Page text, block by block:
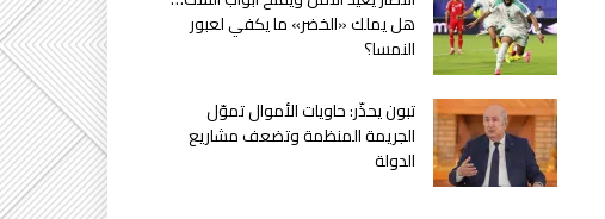
هل يملك «الخضر» ما يكفي لعبور
النمسا؟
تبون يحذّر: حاويات الأموال تموّل
الجريمة المنظمة وتضعف مشاريع
الدولة